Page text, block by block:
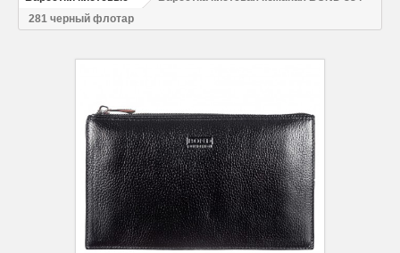
281 черный флотар